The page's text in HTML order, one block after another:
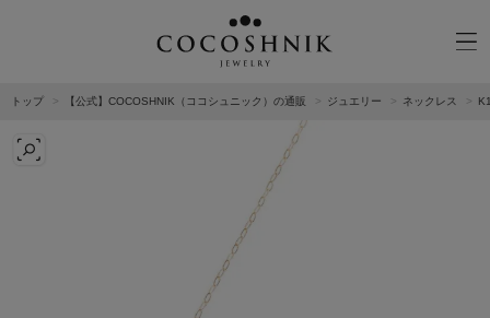
K18GOLD
K10GOLD
PLATINUM
トップ 【公式】COCOSHNIK（ココシュニック）の通販 ジュエリー ネックレス